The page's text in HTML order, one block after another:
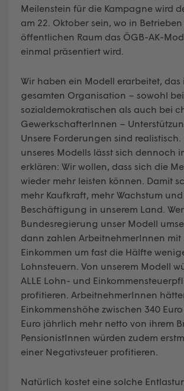
Meilenstein für die Kampagne wird
am 22. Oktober sein, wo in
öffentlichen Raum das ÖGB-AK-
einmal präsentiert wird.
Wir haben ein Modell erarbeitet, das
gesamten Organisation – sowohl bei
sozialdemokratischen als auch bei
GewerkschafterInnen –
Unsere Forderungen sind realistisch.
unseres Modells lässt sich dennoch
erklären: Wir wollen, dass sich die
wieder mehr leisten können. Damit
mehr Kaufkraft, mehr Wachstum
Beschäftigung in unserem Land.
Bundesregierung unser Modell
dann zahlen ArbeitnehmerInnen
Einkommen um fast die Hälfte
Lohnsteuern. Von unserem Modell
ALLE Lohn- und
profitieren. ArbeitnehmerInnen
Einkommenshöhe zwischen 340
Euro jährlich mehr netto von ihrem
PensionistInnen würden zudem
einer Negativsteuer profitieren.
Natürlich kostet eine solche